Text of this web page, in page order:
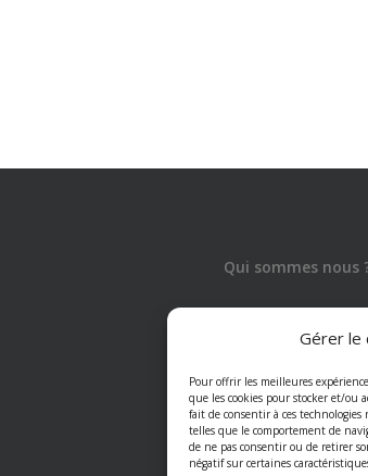
Gérer le
Pour offrir les meilleures
que les cookies pour stocker et/ou
fait de consentir à ces
telles que le comportement de
de ne pas consentir ou de retirer
négatif sur certaines
Qui sommes nous
Depuis 1992,
et rénovation de
d'extérieur.